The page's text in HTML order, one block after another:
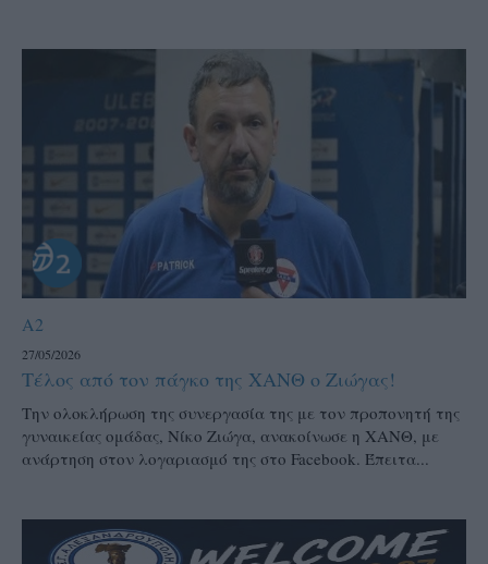
A2
27/05/2026
Τέλος από τον πάγκο της ΧΑΝΘ ο Ζιώγας!
Την ολοκλήρωση της συνεργασία της με τον προπονητή της
γυναικείας ομάδας, Νίκο Ζιώγα, ανακοίνωσε η ΧΑΝΘ, με
ανάρτηση στον λογαριασμό της στο Facebook. Έπειτα...